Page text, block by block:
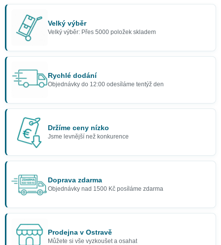
Velký výběr
Velký výběr: Přes 5000 položek skladem
Rychlé dodání
Objednávky do 12:00 odesíláme tentýž den
Držíme ceny nízko
Jsme levnější než konkurence
Doprava zdarma
Objednávky nad 1500 Kč posíláme zdarma
Prodejna v Ostravě
Můžete si vše vyzkoušet a osahat